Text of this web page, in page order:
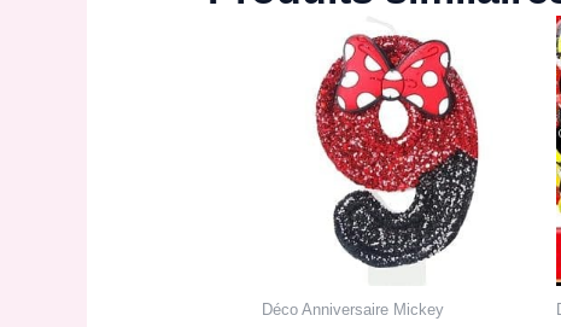
Déco Anniversaire Mickey